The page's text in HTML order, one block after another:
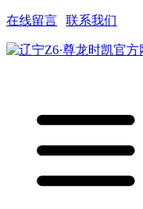
在线留言 联系我们